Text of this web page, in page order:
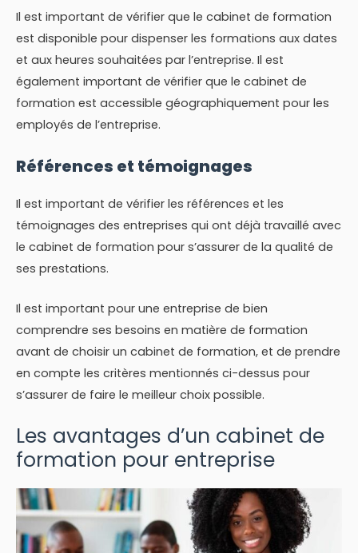
Il est important de vérifier que le cabinet de formation
est disponible pour dispenser les formations aux dates
et aux heures souhaitées par l’entreprise. Il est
également important de vérifier que le cabinet de
formation est accessible géographiquement pour les
employés de l’entreprise.
Références et témoignages
Il est important de vérifier les références et les
témoignages des entreprises qui ont déjà travaillé avec
le cabinet de formation pour s’assurer de la qualité de
ses prestations.
Il est important pour une entreprise de bien
comprendre ses besoins en matière de formation
avant de choisir un cabinet de formation, et de prendre
en compte les critères mentionnés ci-dessus pour
s’assurer de faire le meilleur choix possible.
Les avantages d’un cabinet de
formation pour entreprise